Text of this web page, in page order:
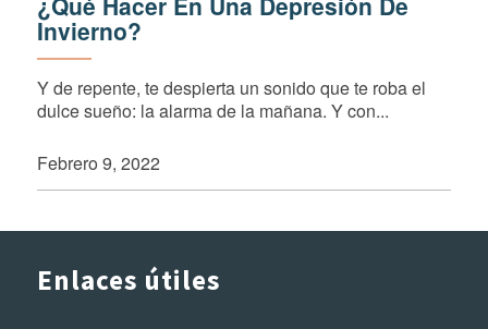
Invierno?
Y de repente, te despierta un sonido que te roba el
dulce sueño: la alarma de la mañana. Y con...
Febrero 9, 2022
Enlaces útiles